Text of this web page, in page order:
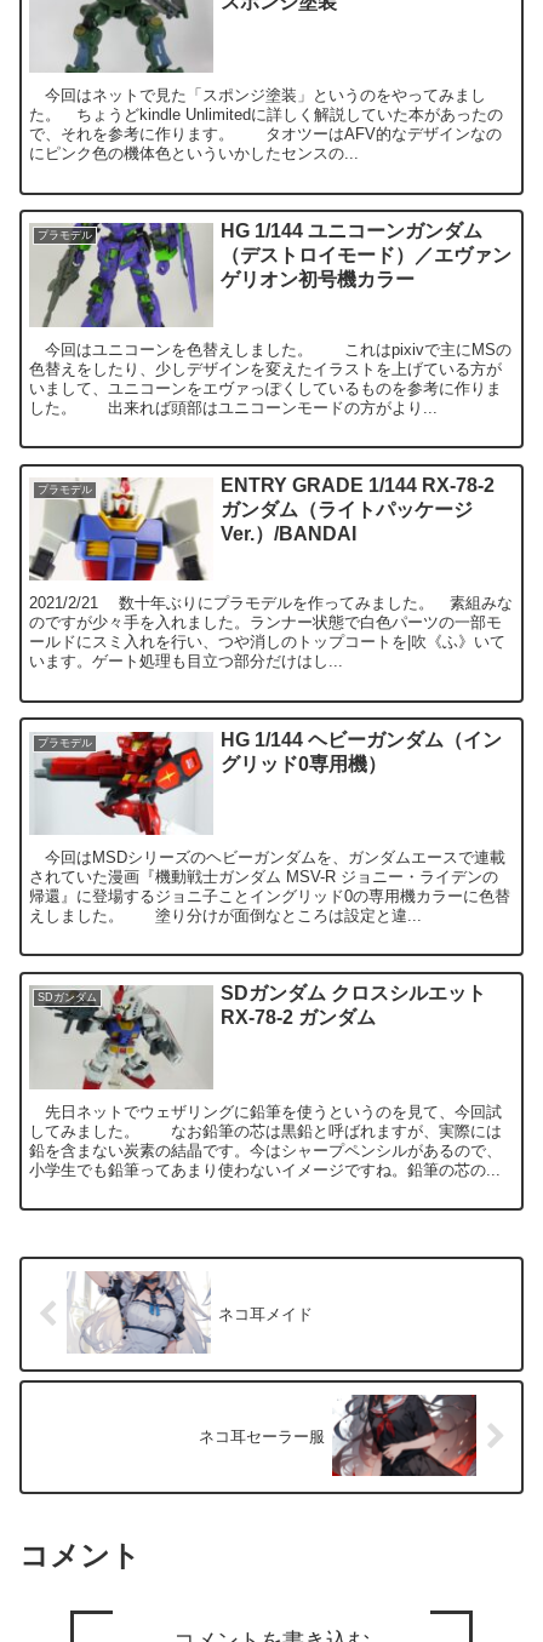
今回はネットで見た「スポンジ塗装」というのをやってみまし
た。 ちょうどkindle Unlimitedに詳しく解説していた本があったの
で、それを参考に作ります。 タオツーはAFV的なデザインなの
にピンク色の機体色といういかしたセンスの...
プラモデル
HG 1/144 ユニコーンガンダム
（デストロイモード）／エヴァン
ゲリオン初号機カラー
今回はユニコーンを色替えしました。 これはpixivで主にMSの
色替えをしたり、少しデザインを変えたイラストを上げている方が
いまして、ユニコーンをエヴァっぽくしているものを参考に作りま
した。 出来れば頭部はユニコーンモードの方がより...
プラモデル
ENTRY GRADE 1/144 RX-78-2
ガンダム（ライトパッケージ
Ver.）/BANDAI
2021/2/21 数十年ぶりにプラモデルを作ってみました。 素組みな
のですが少々手を入れました。ランナー状態で白色パーツの一部モ
ールドにスミ入れを行い、つや消しのトップコートを|吹《ふ》いて
います。ゲート処理も目立つ部分だけはし...
プラモデル
HG 1/144 ヘビーガンダム（イン
グリッド0専用機）
今回はMSDシリーズのヘビーガンダムを、ガンダムエースで連載
されていた漫画『機動戦士ガンダム MSV-R ジョニー・ライデンの
帰還』に登場するジョニ子ことイングリッド0の専用機カラーに色替
えしました。 塗り分けが面倒なところは設定と違...
SDガンダム
SDガンダム クロスシルエット
RX-78-2 ガンダム
先日ネットでウェザリングに鉛筆を使うというのを見て、今回試
してみました。 なお鉛筆の芯は黒鉛と呼ばれますが、実際には
鉛を含まない炭素の結晶です。今はシャープペンシルがあるので、
小学生でも鉛筆ってあまり使わないイメージですね。鉛筆の芯の...
ネコ耳メイド
ネコ耳セーラー服
コメント